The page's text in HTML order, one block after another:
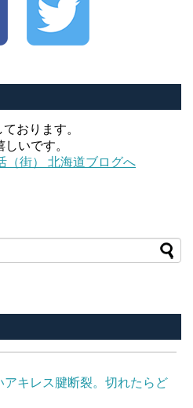
おります。
嬉しいです。
キレス腱断裂。切れたらど